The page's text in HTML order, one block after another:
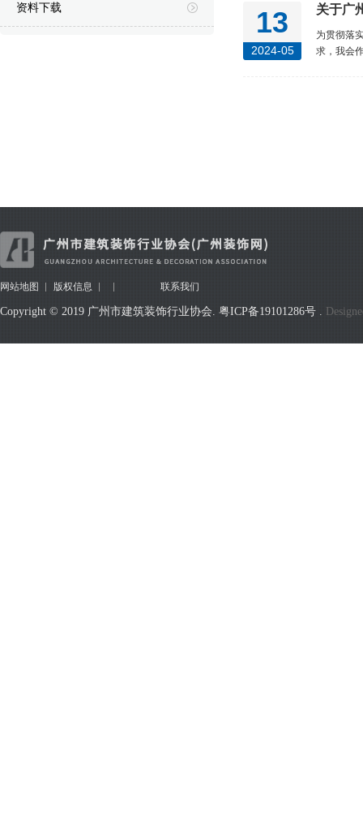
资料下载 13
2024-05
关于广
为贯彻落
求，我会
网站地图 版权信息 联系我们
Copyright © 2019 广州市建筑装饰行业协会. 粤ICP备19101286号